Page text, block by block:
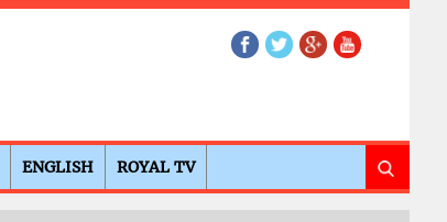
ENGLISH ROYAL TV